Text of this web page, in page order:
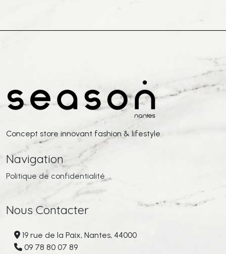
Concept store innovant fashion & lifestyle
Navigation
Politique de confidentialité
Nous Contacter
19 rue de la Paix, Nantes, 44000
09 78 80 07 89